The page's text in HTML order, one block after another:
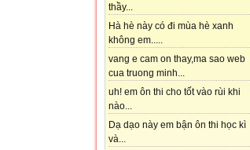
thầy...
Hà hè này có đi mùa hè xanh
không em.....
vang e cam on thay,ma sao web
cua truong minh...
uh! em ôn thi cho tốt vào rùi khi
nào...
Dạ dạo này em bận ôn thi học kì
và...